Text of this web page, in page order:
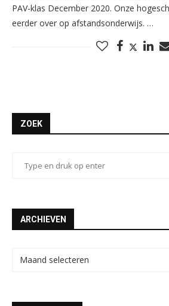
PAV-klas December 2020. Onze
eerder over op afstandsonderwijs. …
ZOEK
ARCHIEVEN